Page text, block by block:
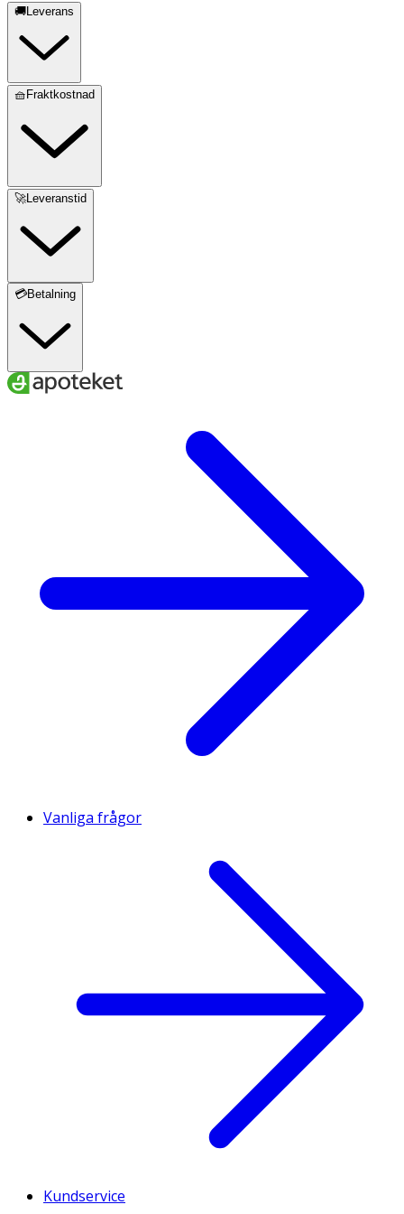
🚚Leverans
🧺Fraktkostnad
🚀Leveranstid
💳Betalning
Vanliga frågor
Kundservice